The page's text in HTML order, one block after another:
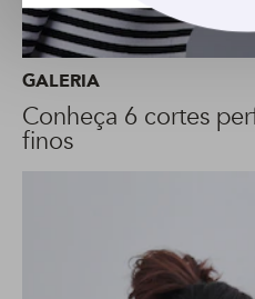
GALERIA
Conheça 6 cortes
finos